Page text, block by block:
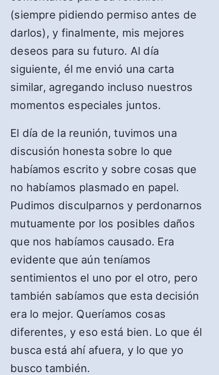
(siempre pidiendo permiso antes de
darlos), y finalmente, mis mejores
deseos para su futuro. Al día
siguiente, él me envió una carta
similar, agregando incluso nuestros
momentos especiales juntos.
El día de la reunión, tuvimos una
discusión honesta sobre lo que
habíamos escrito y sobre cosas que
no habíamos plasmado en papel.
Pudimos disculparnos y perdonarnos
mutuamente por los posibles daños
que nos habíamos causado. Era
evidente que aún teníamos
sentimientos el uno por el otro, pero
también sabíamos que esta decisión
era lo mejor. Queríamos cosas
diferentes, y eso está bien. Lo que él
busca está ahí afuera, y lo que yo
busco también.